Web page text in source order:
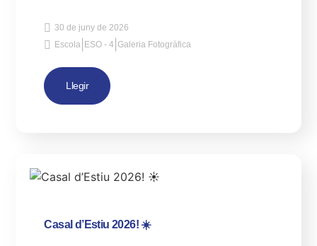
30 de juny de 2026
Escola ESO - 4 |Galeria Fotogràfica
Llegir
Casal d’Estiu 2026! ☀️